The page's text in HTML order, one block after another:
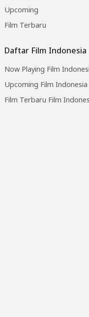
Upcoming
Film Terbaru
Daftar Film Indonesia
Now Playing Film
Upcoming Film Indonesia
Film Terbaru Film